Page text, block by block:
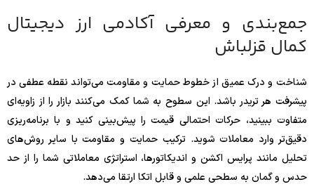
جمع‌بندی و معرفی آکادمی ارز دیجیتال
کمال قزلباش
شناخت و درک عمیق از خطوط حمایت و مقاومت می‌تواند نقطه عطفی در
پیشرفت هر تریدر باشد. این سطوح به شما کمک می‌کنند بازار را از زاویه‌ای
متفاوت ببینید، حرکات احتمالی قیمت را پیش‌بینی کنید و با برنامه‌ریزی
دقیق‌تر وارد معاملات شوید. ترکیب حمایت و مقاومت با سایر روش‌های
تحلیل مانند پرایس اکشن و اندیکاتورها، استراتژی معاملاتی شما را از حد
حدس و گمان به سطحی علمی و قابل اتکا ارتقا می‌دهد.